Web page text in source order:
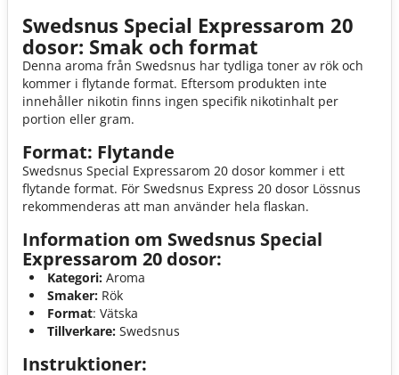
Swedsnus Special Expressarom 20
dosor: Smak och format
Denna aroma från Swedsnus har tydliga toner av rök och
kommer i flytande format. Eftersom produkten inte
innehåller nikotin finns ingen specifik nikotinhalt per
portion eller gram.
Format: Flytande
Swedsnus Special Expressarom 20 dosor kommer i ett
flytande format. För Swedsnus Express 20 dosor Lössnus
rekommenderas att man använder hela flaskan.
Information om Swedsnus Special
Expressarom 20 dosor:
Kategori: Aroma
Smaker: Rök
Format: Vätska
Tillverkare: Swedsnus
Instruktioner: